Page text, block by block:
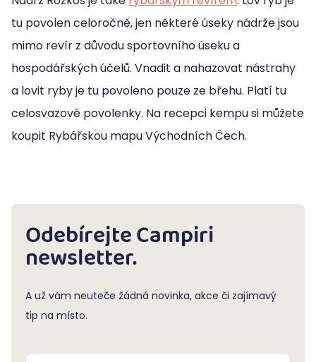
tu povolen celoročně, jen některé úseky nádrže jsou
mimo revír z důvodu sportovního úseku a
hospodářských účelů. Vnadit a nahazovat nástrahy
a lovit ryby je tu povoleno pouze ze břehu. Platí tu
celosvazové povolenky. Na recepci kempu si můžete
koupit Rybářskou mapu Východních Čech.
Odebírejte Campiri
newsletter.
A už vám neuteče žádná novinka, akce či zajímavý
tip na místo.